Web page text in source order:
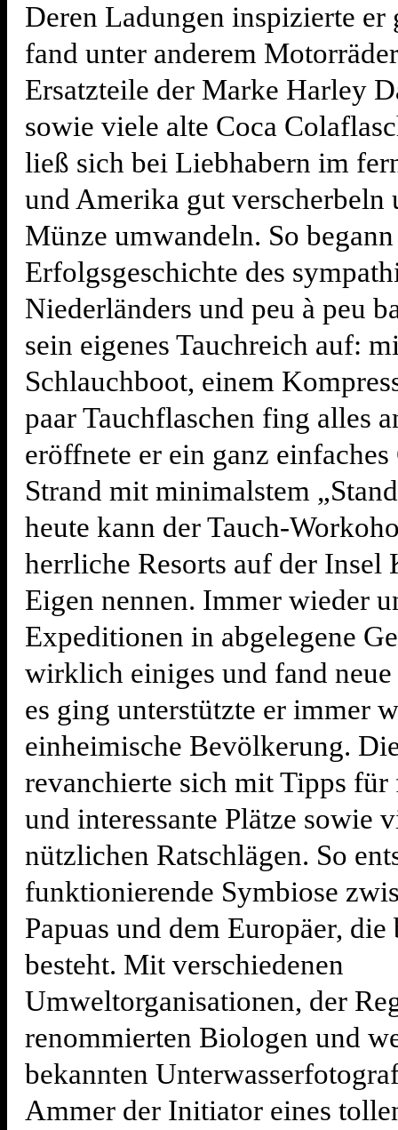
Deren Ladungen inspizierte er
fand unter anderem
Ersatzteile der Marke Harley
sowie viele alte Coca
ließ sich bei Liebhabern im
und Amerika gut verscherbeln
Münze umwandeln. So
Erfolgsgeschichte des
Niederländers und peu à peu
sein eigenes Tauchreich auf:
Schlauchboot, einem
paar Tauchflaschen fing alles
eröffnete er ein ganz einfaches
Strand mit minimalstem
heute kann der Tauch-
herrliche Resorts auf der Insel
Eigen nennen. Immer wieder
Expeditionen in abgelegene
wirklich einiges und fand neue
es ging unterstützte er immer
einheimische Bevölkerung.
revanchierte sich mit Tipps für
und interessante Plätze sowie
nützlichen Ratschlägen. So
funktionierende Symbiose
Papuas und dem Europäer, die
besteht. Mit verschiedenen
Umweltorganisationen, der
renommierten Biologen und
bekannten
Ammer der Initiator eines